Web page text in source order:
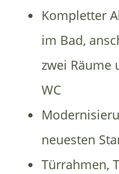
Kompletter
im Bad,
zwei Räume
WC
neuesten
Türrahmen,